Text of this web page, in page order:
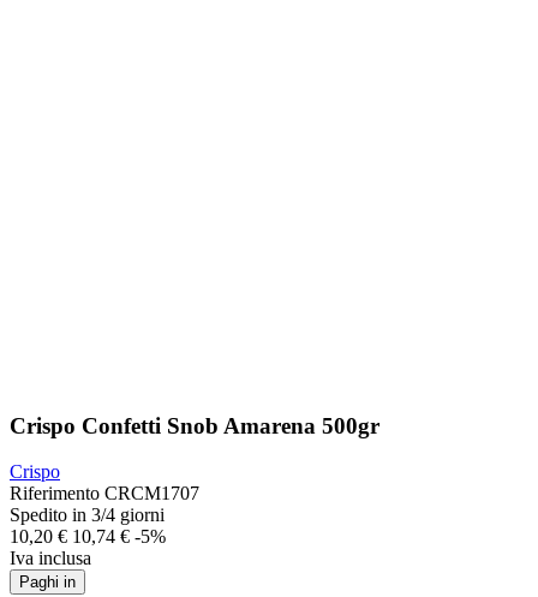
Crispo Confetti Snob Amarena 500gr
Crispo
Riferimento CRCM1707
Spedito in 3/4 giorni
10,20 € 10,74 € -5%
Iva inclusa
Paghi in